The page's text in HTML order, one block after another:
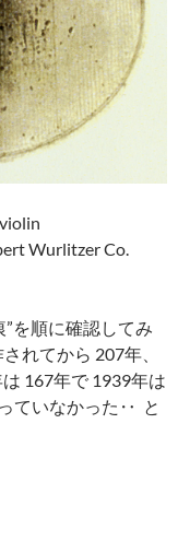
Wurlitzer Co.
を順に確認してみ
れてから 207年、
167年で 1939年は
ていなかった‥ と